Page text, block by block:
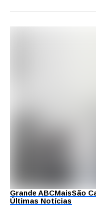
Grande ABCMaisSão
Últimas Notícias